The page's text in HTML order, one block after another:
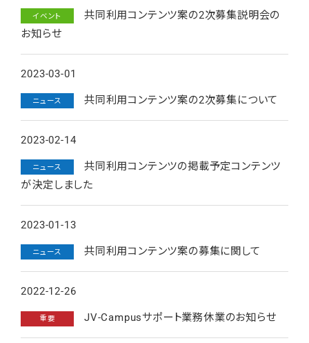
イベント
共同利用コンテンツ案の2次募集説明会の
お知らせ
2023-03-01
ニュース 共同利用コンテンツ案の2次募集について
2023-02-14
ニュース
共同利用コンテンツの掲載予定コンテンツ
が決定しました
2023-01-13
ニュース 共同利用コンテンツ案の募集に関して
2022-12-26
重要 JV-Campusサポート業務休業のお知らせ